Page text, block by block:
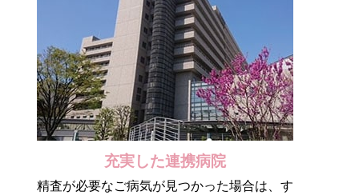
充実した連携病院
精査が必要なご病気が見つかった場合は、す